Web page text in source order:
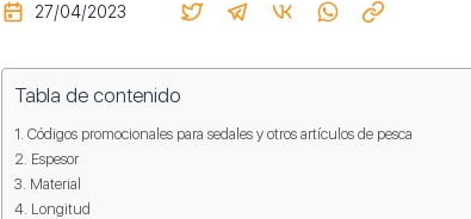
27/04/2023
Tabla de contenido
Códigos promocionales para sedales y otros artículos de pesca
Espesor
Material
Longitud